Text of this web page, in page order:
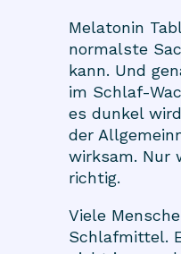
Melatonin
normalste
kann. Und
im Schlaf-
es dunkel
der
wirksam. Nur
richtig.
Viele
Schlafmittel.